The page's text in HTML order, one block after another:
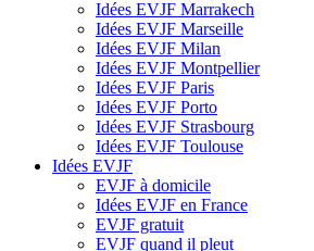
Idées EVJF Marrakech
Idées EVJF Marseille
Idées EVJF Milan
Idées EVJF Montpellier
Idées EVJF Paris
Idées EVJF Porto
Idées EVJF Strasbourg
Idées EVJF Toulouse
Idées EVJF
EVJF à domicile
Idées EVJF en France
EVJF gratuit
EVJF quand il pleut